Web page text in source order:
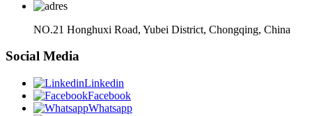
NO.21 Honghuxi Road, Yubei District, Chongqing, China
Social Media
Linkedin
Facebook
Whatsapp